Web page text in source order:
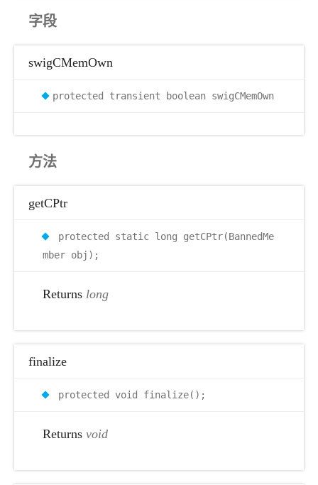
字段
swigCMemOwn
protected transient boolean swigCMemOwn
方法
getCPtr
protected static long getCPtr(BannedMe
mber obj);
Returns long
finalize
protected void finalize();
Returns void